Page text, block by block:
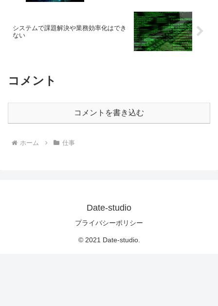
システムで課題解決や業務効率化はでき
ない
コメント
コメントを書き込む
ホーム 仕事
Date-studio
プライバシーポリシー
© 2021 Date-studio.